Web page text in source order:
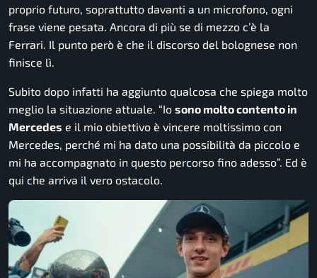
proprio futuro, soprattutto davanti a un microfono, ogni
frase viene pesata. Ancora di più se di mezzo c’è la
Ferrari. Il punto però è che il discorso del bolognese non
finisce lì.
Subito dopo infatti ha aggiunto qualcosa che spiega molto
meglio la situazione attuale. “Io sono molto contento in
Mercedes e il mio obiettivo è vincere moltissimo con
Mercedes, perché mi ha dato una possibilità da piccolo e
mi ha accompagnato in questo percorso fino adesso”. Ed è
qui che arriva il vero ostacolo.